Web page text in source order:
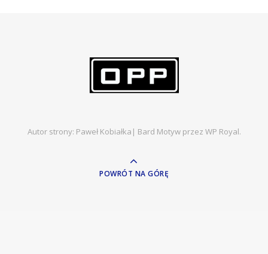
Autor strony: Paweł Kobiałka| Bard Motyw przez WP Royal.
POWRÓT NA GÓRĘ